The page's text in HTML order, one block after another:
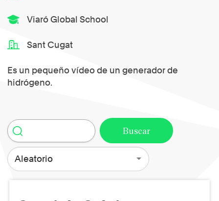
Viaró Global School
Sant Cugat
Es un pequeño vídeo de un generador de
hidrógeno.
Aleatorio